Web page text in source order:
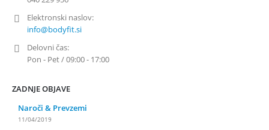
Elektronski naslov:
info@bodyfit.si
Delovni čas:
Pon - Pet / 09:00 - 17:00
ZADNJE OBJAVE
Naroči & Prevzemi
11/04/2019